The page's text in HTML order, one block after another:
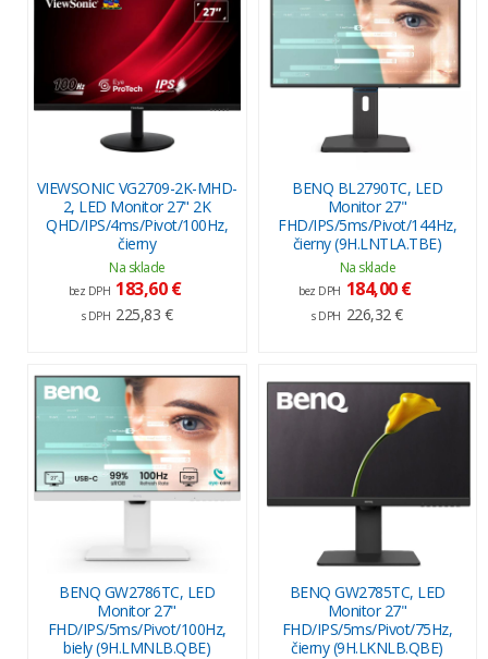
VIEWSONIC VG2709-2K-MHD-
2, LED Monitor 27" 2K
QHD/IPS/4ms/Pivot/100Hz,
čierny
Na sklade
bez DPH 183,60 €
s DPH 225,83 €
BENQ BL2790TC, LED
Monitor 27"
FHD/IPS/5ms/Pivot/144Hz,
čierny (9H.LNTLA.TBE)
Na sklade
bez DPH 184,00 €
s DPH 226,32 €
BENQ GW2786TC, LED
Monitor 27"
FHD/IPS/5ms/Pivot/100Hz,
biely (9H.LMNLB.QBE)
BENQ GW2785TC, LED
Monitor 27"
FHD/IPS/5ms/Pivot/75Hz,
čierny (9H.LKNLB.QBE)